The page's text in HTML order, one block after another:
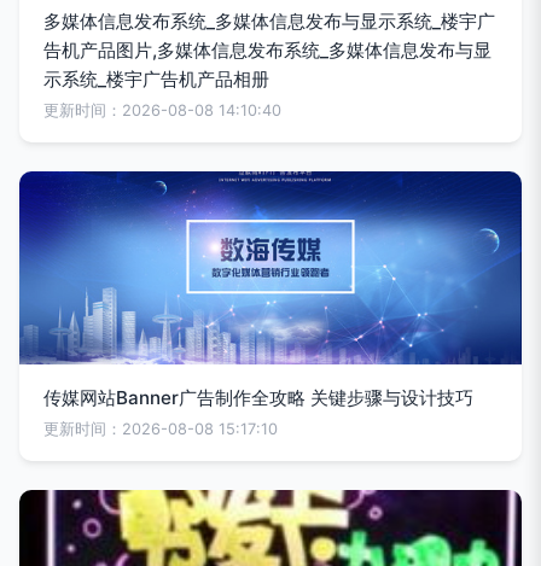
多媒体信息发布系统_多媒体信息发布与显示系统_楼宇广
告机产品图片,多媒体信息发布系统_多媒体信息发布与显
示系统_楼宇广告机产品相册
更新时间：2026-08-08 14:10:40
传媒网站Banner广告制作全攻略 关键步骤与设计技巧
更新时间：2026-08-08 15:17:10